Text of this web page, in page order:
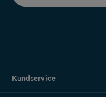
Kundservice